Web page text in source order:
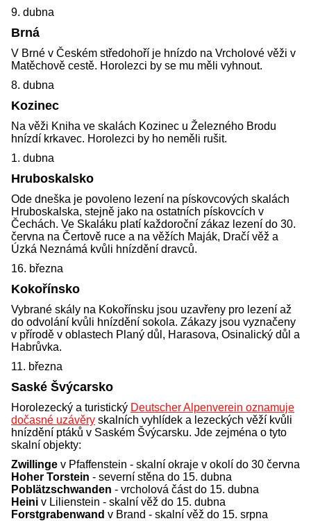
9. dubna
Brná
V Brné v Českém středohoří je hnízdo na Vrcholové věži v
Matěchově cestě. Horolezci by se mu měli vyhnout.
8. dubna
Kozinec
Na věži Kniha ve skalách Kozinec u Železného Brodu
hnízdí krkavec. Horolezci by ho neměli rušit.
1. dubna
Hruboskalsko
Ode dneška je povoleno lezení na pískovcových skalách
Hruboskalska, stejně jako na ostatních pískovcích v
Čechách. Ve Skaláku platí každoroční zákaz lezení do 30.
června na Čertově ruce a na věžích Maják, Dračí věž a
Úzká Neznámá kvůli hnízdění dravců.
16. března
Kokořínsko
Vybrané skály na Kokořínsku jsou uzavřeny pro lezení až
do odvolání kvůli hnízdění sokola. Zákazy jsou vyznačeny
v přírodě v oblastech Planý důl, Harasova, Osinalický důl a
Habrůvka.
11. března
Saské Švýcarsko
Horolezecký a turistický Deutscher Alpenverein oznamuje
dočasné uzávěry skalních vyhlídek a lezeckých věží kvůli
hnízdění ptáků v Saském Švýcarsku. Jde zejména o tyto
skalní objekty:
Zwillinge v Pfaffenstein - skalní okraje v okolí do 30 června
Hoher Torstein - severní stěna do 15. dubna
Poblätzschwanden - vrcholová část do 15. dubna
Heini v Lilienstein - skalní věž do 15. dubna
Forstgrabenwand v Brand - skalní věž do 15. srpna